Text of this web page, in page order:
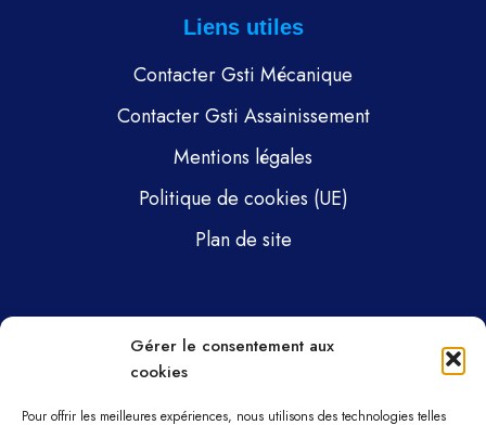
Gérer le consentement aux
cookies
Pour offrir les meilleures expériences, nous utilisons des technologies telles
Liens utiles
Contacter Gsti Mécanique
Contacter Gsti Assainissement
Mentions légales
Politique de cookies (UE)
Plan de site
Gsti Mécanique